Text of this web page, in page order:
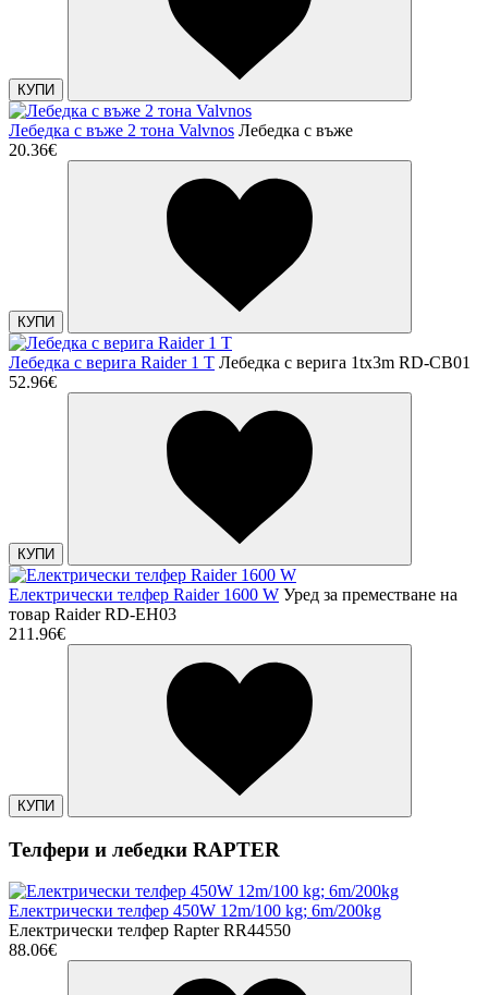
КУПИ
Лебедка с въже 2 тона Valvnos Лебедка с въже
20.36€
КУПИ
Лебедка с верига Raider 1 Т Лебедка с верига 1tх3m RD-CB01
52.96€
КУПИ
Електрически телфер Raider 1600 W Уред за преместване на
товар Raider RD-EH03
211.96€
КУПИ
Телфери и лебедки RAPTER
Електрически телфер 450W 12m/100 kg; 6m/200kg
Електрически телфер Rapter RR44550
88.06€